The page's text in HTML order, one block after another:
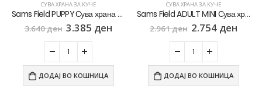
СУВА ХРАНА ЗА КУЧЕ
Sams Field PUPPY Сува храна за Кученца во раст со Пилешко и компир [Вреќа 13кг]
3.640ден 3.385 ден
ДОДАЈ ВО КОШНИЦА
СУВА ХРАНА ЗА КУЧЕ
Sams Field ADULT MINI Сува храна за Возрасни кучиња од Мал раст со Пилешко и компир [Вреќа 8кг]
2.961ден 2.754 ден
ДОДАЈ ВО КОШНИЦА